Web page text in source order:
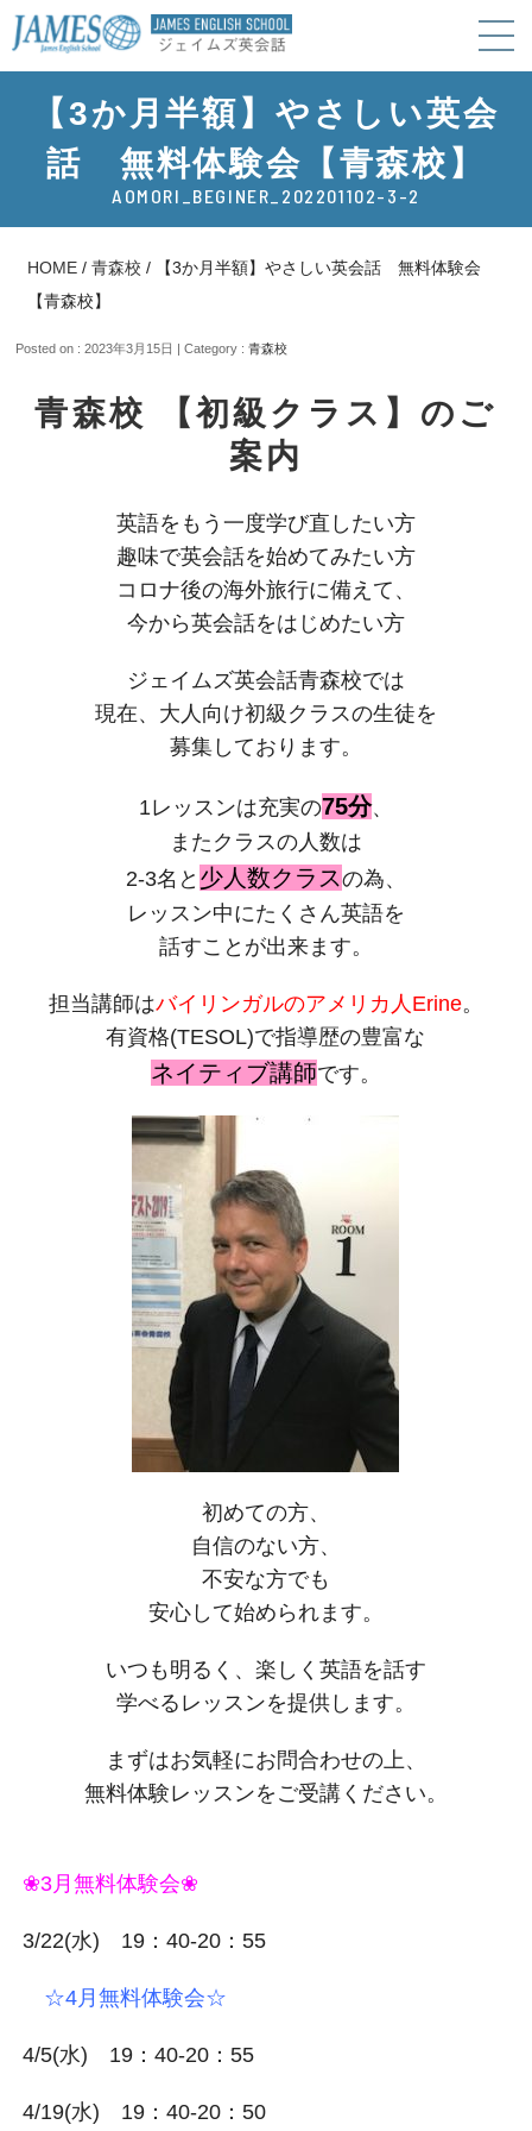
【3か月半額】やさしい英会
話 無料体験会【青森校】
AOMORI_BEGINER_202201102-3-2
HOME /青森校 /
【3か月半額】やさしい英会話 無料体験会
【青森校】
Posted on : 2023年3月15日 | Category :青森校
青森校
【初級クラス】のご
案内
英語をもう一度学び直したい方
趣味で英会話を始めてみたい方
コロナ後の海外旅行に備えて、
今から英会話をはじめたい方
ジェイムズ英会話青森校では
現在、大人向け初級クラスの生徒を
募集しております。
1レッスンは充実の75分、
またクラスの人数は
2-3名と 少人数クラスの為、
レッスン中にたくさん英語を
話すことが出来ます。
担当講師はバイリンガルのアメリカ人Erine。
有資格(TESOL)で指導歴の豊富な
ネイティブ講師です。
初めての方、
自信のない方、
不安な方でも
安心して始められます。
いつも明るく、楽しく英語を話す
学べるレッスンを提供します。
まずはお気軽にお問合わせの上、
無料体験レッスンをご受講ください。
❀3月無料体験会❀
3/22(水) 19：40-20：55
☆4月無料体験会☆
4/5(水) 19：40-20：55
4/19(水) 19：40-20：50